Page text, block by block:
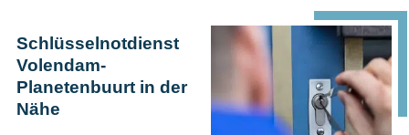
Schlüsselnotdienst
Volendam-
Planetenbuurt in der
Nähe